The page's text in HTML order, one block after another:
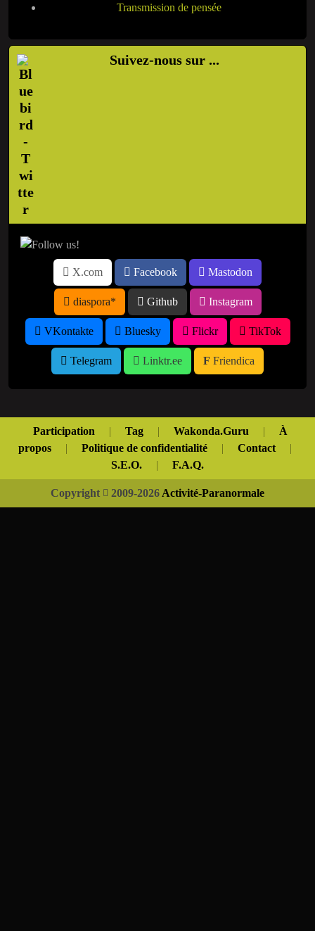
Transmission de pensée
Suivez-nous sur ...
X.com Facebook Mastodon
diaspora* Github Instagram
VKontakte Bluesky Flickr TikTok
Telegram Linktr.ee Friendica
Participation | Tag | Wakonda.Guru |
À
propos
| Politique de confidentialité | Contact
|
S.E.O.
| F.A.Q.
Copyright 2009-2026 Activité-Paranormale